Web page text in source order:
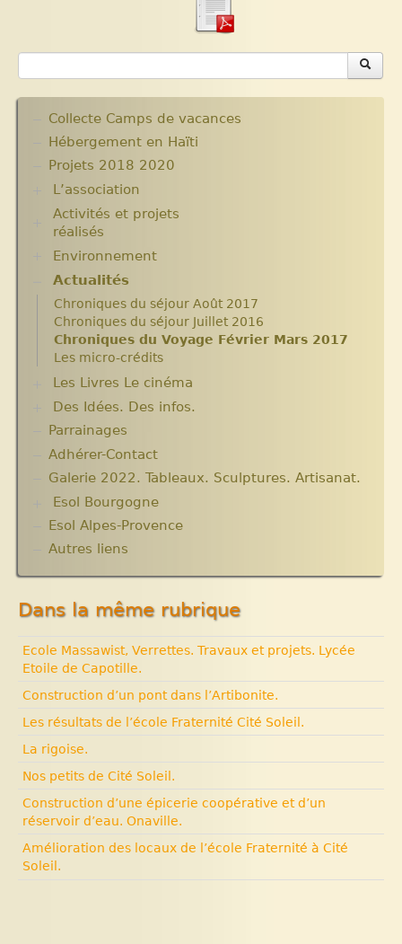
Collecte Camps de vacances
Hébergement en Haïti
Projets 2018 2020
L’association
Assemblées Générales
Nos partenaires.
Activités et projets
réalisés
Ecole Massawist. Verrettes. Agrandissement et
modernisation.
Archives
Aide en nature : Containers
Années 2010 2012
Projets et bilans années 2013 / 2014
Environnement
Plantes pour Haïti
Solidarité et environnement
Actualités
Chroniques du séjour Août 2017
Chroniques du séjour Juillet 2016
Chroniques du Voyage Février Mars 2017
Les micro-crédits
Les Livres Le cinéma
Critiques et notes de lecture
Des Idées. Des infos.
Changer le monde. Réflexions sur l’aide
internationale. 5 articles
Lutter contre l’extrême pauvreté. Victimes et
acteurs.10 articles.
Solidarité internationale. Autour d’Haïti.
Cité Soleil.
Histoire d’Haïti. Histoire et Vaudou.
Parrainages
Adhérer-Contact
Galerie 2022. Tableaux. Sculptures. Artisanat.
Esol Bourgogne
ACTUALITES
Archives
Esol Alpes-Provence
Autres liens
Dans la même rubrique
Ecole Massawist, Verrettes. Travaux et projets. Lycée
Etoile de Capotille.
Construction d’un pont dans l’Artibonite.
Les résultats de l’école Fraternité Cité Soleil.
La rigoise.
Nos petits de Cité Soleil.
Construction d’une épicerie coopérative et d’un
réservoir d’eau. Onaville.
Amélioration des locaux de l’école Fraternité à Cité
Soleil.